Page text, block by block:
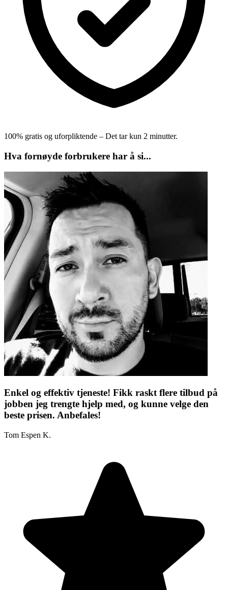
100% gratis og uforpliktende – Det tar kun 2 minutter.
Hva fornøyde forbrukere har å si...
Enkel og effektiv tjeneste! Fikk raskt flere tilbud på
jobben jeg trengte hjelp med, og kunne velge den
beste prisen. Anbefales!
Tom Espen K.